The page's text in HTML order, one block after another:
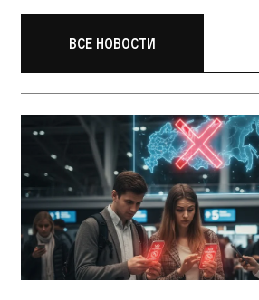
Все новости